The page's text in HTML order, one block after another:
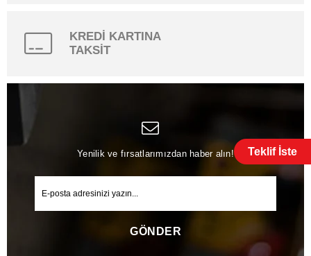
Teklif İste
KREDİ KARTINA
TAKSİT
Yenilik ve fırsatlarımızdan haber alın!
GÖNDER